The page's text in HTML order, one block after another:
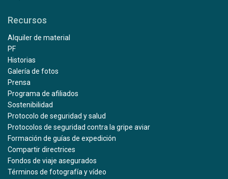
Recursos
Alquiler de material
PF
Historias
Galería de fotos
Prensa
Programa de afiliados
Sostenibilidad
Protocolo de seguridad y salud
Protocolos de seguridad contra la gripe aviar
Formación de guías de expedición
Compartir directrices
Fondos de viaje asegurados
Términos de fotografía y vídeo